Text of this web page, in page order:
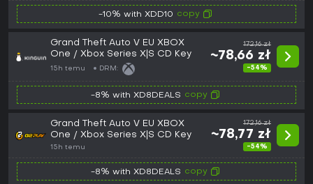
-10% with XDD10 copy
Grand Theft Auto V EU XBOX
One / Xbox Series X|S CD Key
15h temu DRM:
172,16 zł
~78,66 zł
-54%
-8% with XD8DEALS copy
Grand Theft Auto V EU XBOX
One / Xbox Series X|S CD Key
15h temu
172,16 zł
~78,77 zł
-54%
-8% with XD8DEALS copy